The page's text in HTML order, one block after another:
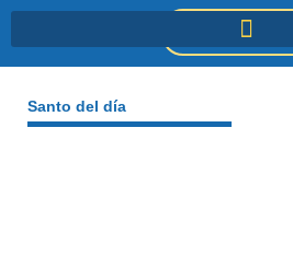
DONACIONES
Santo del día